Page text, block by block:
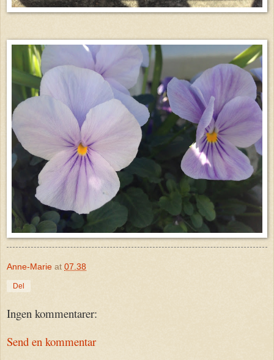
Anne-Marie at 07.38
Del
Ingen kommentarer:
Send en kommentar